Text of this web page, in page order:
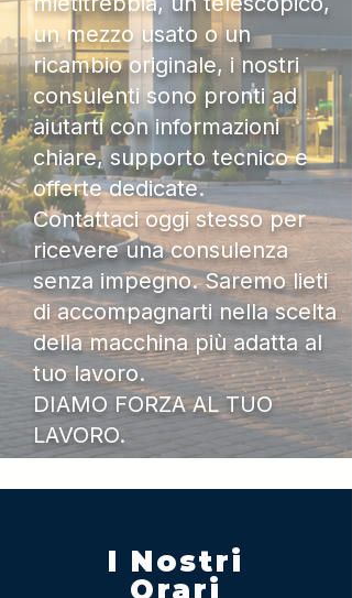
un mezzo usato o un
ricambio originale, i nostri
consulenti sono pronti ad
aiutarti con informazioni
chiare, supporto tecnico e
offerte dedicate.
Contattaci oggi stesso per
ricevere una consulenza
senza impegno. Saremo lieti
di accompagnarti nella scelta
della macchina più adatta al
tuo lavoro.
DIAMO FORZA AL TUO
LAVORO.
I Nostri
Orari